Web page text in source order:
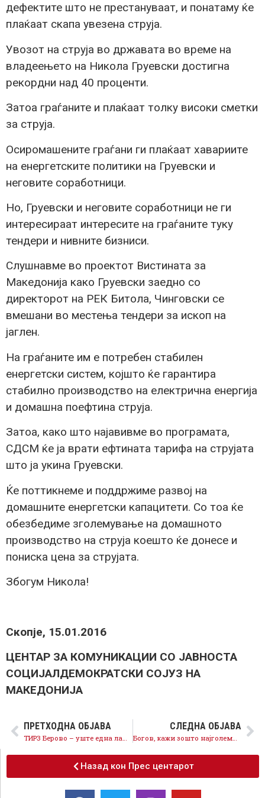
дефектите што не престануваат, и понатаму ќе
плаќаат скапа увезена струја.
Увозот на струја во државата во време на
владеењето на Никола Груевски достигна
рекордни над 40 проценти.
Затоа граѓаните и плаќаат толку високи сметки
за струја.
Осиромашените граѓани ги плаќаат хавариите
на енергетските политики на Груевски и
неговите соработници.
Но, Груевски и неговите соработници не ги
интересираат интересите на граѓаните туку
тендери и нивните бизниси.
Слушнавме во проектот Вистината за
Македонија како Груевски заедно со
директорот на РЕК Битола, Чинговски се
вмешани во местења тендери за ископ на
јаглен.
На граѓаните им е потребен стабилен
енергетски систем, којшто ќе гарантира
стабилно производство на електрична енергија
и домашна поефтина струја.
Затоа, како што најавивме во програмата,
СДСМ ќе ја врати ефтината тарифа на струјата
што ја укина Груевски.
Ќе поттикнеме и поддржиме развој на
домашните енергетски капацитети. Со тоа ќе
обезбедиме зголемување на домашното
производство на струја коешто ќе донесе и
пониска цена за струјата.
Збогум Никола!
Скопје, 15.01.2016
ЦЕНТАР ЗА КОМУНИКАЦИИ СО ЈАВНОСТА
СОЦИЈАЛДЕМОКРАТСКИ СОЈУЗ НА
МАКЕДОНИЈА
ПРЕТХОДНА ОБЈАВА СЛЕДНА ОБЈАВА
Богов, кажи зошто најголемите светски банки не сакаат да ја финансираат владата во заминување?
Назад кон Прес центарот